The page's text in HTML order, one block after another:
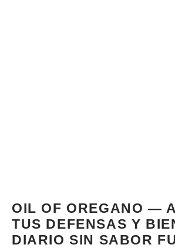
OIL OF OREGANO —
TUS DEFENSAS Y
DIARIO SIN SABOR